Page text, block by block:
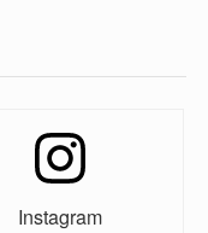
Instagram